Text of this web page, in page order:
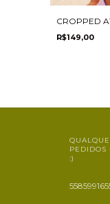
CROPPED
R$149,00
PEDIDOS
:)